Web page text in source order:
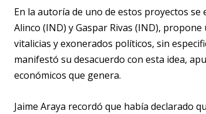
En la autoría de uno de estos proyectos se
Alinco (IND) y Gaspar Rivas (IND),
vitalicias y exonerados políticos, sin
manifestó su desacuerdo con esta idea,
económicos que genera.
Jaime Araya recordó que había declarado